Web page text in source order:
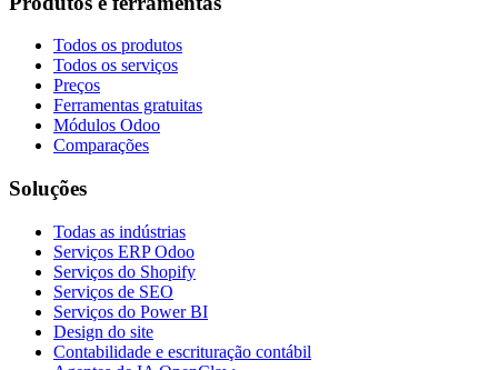
Todos os produtos
Todos os serviços
Preços
Ferramentas gratuitas
Módulos Odoo
Comparações
Soluções
Todas as indústrias
Serviços ERP Odoo
Serviços do Shopify
Serviços de SEO
Serviços do Power BI
Design do site
Contabilidade e escrituração contábil